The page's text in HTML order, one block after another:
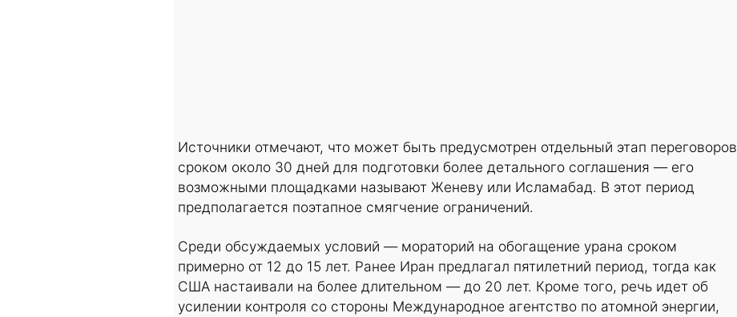
Источники отмечают, что может быть предусмотрен отдельный этап переговоров
сроком около 30 дней для подготовки более детального соглашения — его
возможными площадками называют Женеву или Исламабад. В этот период
предполагается поэтапное смягчение ограничений.
Среди обсуждаемых условий — мораторий на обогащение урана сроком
примерно от 12 до 15 лет. Ранее Иран предлагал пятилетний период, тогда как
США настаивали на более длительном — до 20 лет. Кроме того, речь идет об
усилении контроля со стороны Международное агентство по атомной энергии,